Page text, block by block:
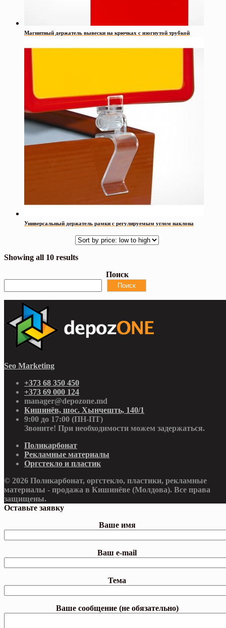
Магнитный держатель вывески на крючках с изогнутой трубкой
Универсальный держатель рамки с регулируемым углом наклона
Showing all 10 results
Поиск
Поиск
Seo Marketing
+373 68 350 450
+373 69 000 124
manager@depozone.md
Кишинёв, шос. Хынчешть, 140/1
9:00 до 17:00 (ПН-ПТ)
Звоните! При необходимости можем задержаться.
Поликарбонат
Рекламные материалы
Оргстекло и пластик
© 2026 Поликарбонат, оргстекло, пластики, рекламные
материалы - продажа в Кишинёве (Молдова). Все права
защищены.
Оставьте заявку
Ваше имя
Ваш e-mail
Тема
Ваше сообщение (не обязательно)